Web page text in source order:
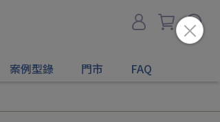
案例型錄 門市 FAQ